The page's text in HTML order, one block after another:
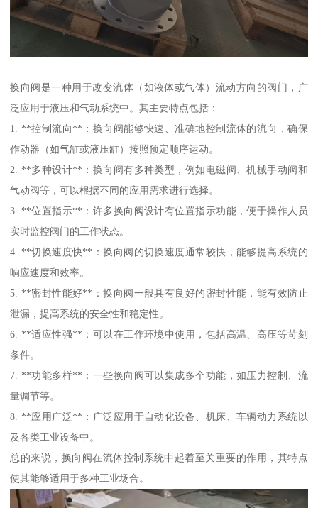
换向阀是一种用于改变流体（如液体或气体）流动方向的阀门，广
泛应用于液压和气动系统中。其主要特点包括：
1. **控制流向**：换向阀能够快速、准确地控制流体的流向，确保
作动器（如气缸或液压缸）按照预定顺序运动。
2. **多种设计**：换向阀有多种类型，例如电磁阀、机械手动阀和
气动阀等，可以根据不同的应用需求进行选择。
3. **位置指示**：许多换向阀设计有位置指示功能，便于操作人员
实时监控阀门的工作状态。
4. **切换速度快**：换向阀的切换速度通常较快，能够提高系统的
响应速度和效率。
5. **密封性能好**：换向阀一般具有良好的密封性能，能有效防止
泄漏，提高系统的安全性和稳定性。
6. **适应性强**：可以在工作环境中使用，包括高温、高压等苛刻
条件。
7. **功能多样**：一些换向阀可以集成多个功能，如压力控制、流
量调节等。
8. **应用广泛**：广泛应用于自动化设备、机床、车辆动力系统以
及各类工业设备中。
总的来说，换向阀在流体控制系统中起着至关重要的作用，其特点
使其能够适用于多种工业场合。